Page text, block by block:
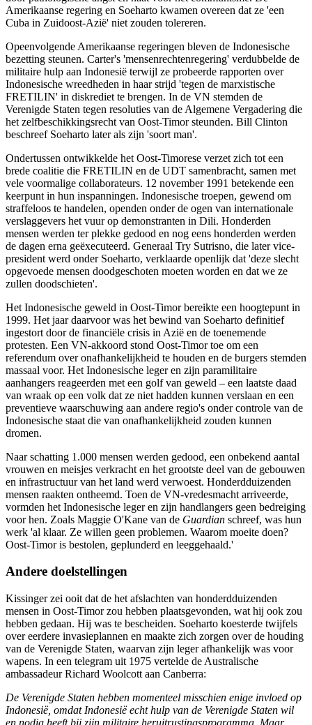
Amerikaanse regering en Soeharto kwamen overeen dat ze 'een
Cuba in Zuidoost-Azië' niet zouden tolereren.
Opeenvolgende Amerikaanse regeringen bleven de Indonesische
bezetting steunen. Carter's 'mensenrechtenregering' verdubbelde de
militaire hulp aan Indonesië terwijl ze probeerde rapporten over
Indonesische wreedheden in haar strijd 'tegen de marxistische
FRETILIN' in diskrediet te brengen. In de VN stemden de
Verenigde Staten tegen resoluties van de Algemene Vergadering die
het zelfbeschikkingsrecht van Oost-Timor steunden. Bill Clinton
beschreef Soeharto later als zijn 'soort man'.
Ondertussen ontwikkelde het Oost-Timorese verzet zich tot een
brede coalitie die FRETILIN en de UDT samenbracht, samen met
vele voormalige collaborateurs. 12 november 1991 betekende een
keerpunt in hun inspanningen. Indonesische troepen, gewend om
straffeloos te handelen, openden onder de ogen van internationale
verslaggevers het vuur op demonstranten in Dili. Honderden
mensen werden ter plekke gedood en nog eens honderden werden
de dagen erna geëxecuteerd. Generaal Try Sutrisno, die later vice-
president werd onder Soeharto, verklaarde openlijk dat 'deze slecht
opgevoede mensen doodgeschoten moeten worden en dat we ze
zullen doodschieten'.
Het Indonesische geweld in Oost-Timor bereikte een hoogtepunt in
1999. Het jaar daarvoor was het bewind van Soeharto definitief
ingestort door de financiële crisis in Azië en de toenemende
protesten. Een VN-akkoord stond Oost-Timor toe om een
referendum over onafhankelijkheid te houden en de burgers stemden
massaal voor. Het Indonesische leger en zijn paramilitaire
aanhangers reageerden met een golf van geweld ‒ een laatste daad
van wraak op een volk dat ze niet hadden kunnen verslaan en een
preventieve waarschuwing aan andere regio's onder controle van de
Indonesische staat die van onafhankelijkheid zouden kunnen
dromen.
Naar schatting 1.000 mensen werden gedood, een onbekend aantal
vrouwen en meisjes verkracht en het grootste deel van de gebouwen
en infrastructuur van het land werd verwoest. Honderdduizenden
mensen raakten ontheemd. Toen de VN-vredesmacht arriveerde,
vormden het Indonesische leger en zijn handlangers geen bedreiging
voor hen. Zoals Maggie O'Kane van de Guardian schreef, was hun
werk 'al klaar. Ze willen geen problemen. Waarom moeite doen?
Oost-Timor is bestolen, geplunderd en leeggehaald.'
Andere doelstellingen
Kissinger zei ooit dat de het afslachten van honderdduizenden
mensen in Oost-Timor zou hebben plaatsgevonden, wat hij ook zou
hebben gedaan. Hij was te bescheiden. Soeharto koesterde twijfels
over eerdere invasieplannen en maakte zich zorgen over de houding
van de Verenigde Staten, waarvan zijn leger afhankelijk was voor
wapens. In een telegram uit 1975 vertelde de Australische
ambassadeur Richard Woolcott aan Canberra:
De Verenigde Staten hebben momenteel misschien enige invloed op
Indonesië, omdat Indonesië echt hulp van de Verenigde Staten wil
en nodig heeft bij zijn militaire heruitrustingsprogramma. Maar